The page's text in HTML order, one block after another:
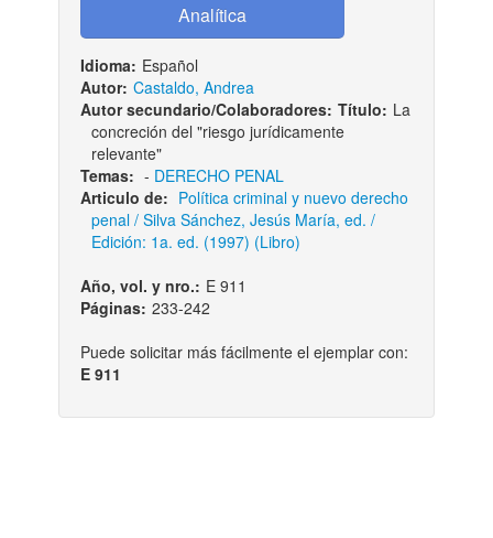
Idioma: Español
Autor: Castaldo, Andrea
Autor secundario/Colaboradores: Título: La
concreción del "riesgo jurídicamente
relevante"
Temas: - DERECHO PENAL
Articulo de: Política criminal y nuevo derecho
penal / Silva Sánchez, Jesús María, ed. /
Edición: 1a. ed. (1997) (Libro)
Año, vol. y nro.: E 911
Páginas: 233-242
Puede solicitar más fácilmente el ejemplar con:
E 911